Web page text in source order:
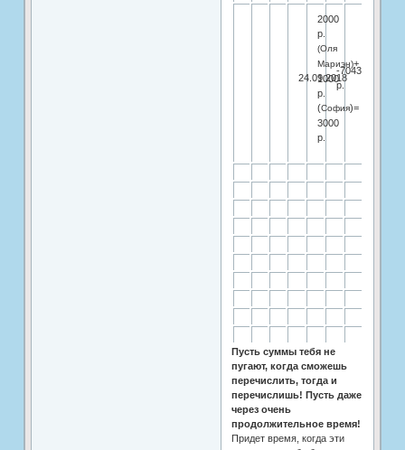
24.09.2018
2000
р.
(Оля
Мариэн)+
1000
р.
(София)=
3000
р.
-7043
р.
Пусть суммы тебя не
пугают, когда сможешь
перечислить, тогда и
перечислишь! Пусть даже
через очень
продолжительное время!
Придет время, когда эти